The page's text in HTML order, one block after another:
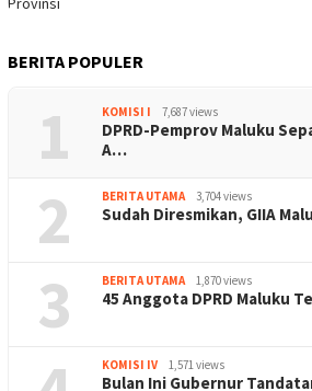
BERITA POPULER
1 KOMISI I 7,687 views
DPRD-Pemprov Maluku
A…
2 BERITA UTAMA 3,704 views
Sudah Diresmikan, GIIA
3 BERITA UTAMA 1,870 views
45 Anggota DPRD Maluku
KOMISI IV 1,571 views
Bulan Ini Gubernur